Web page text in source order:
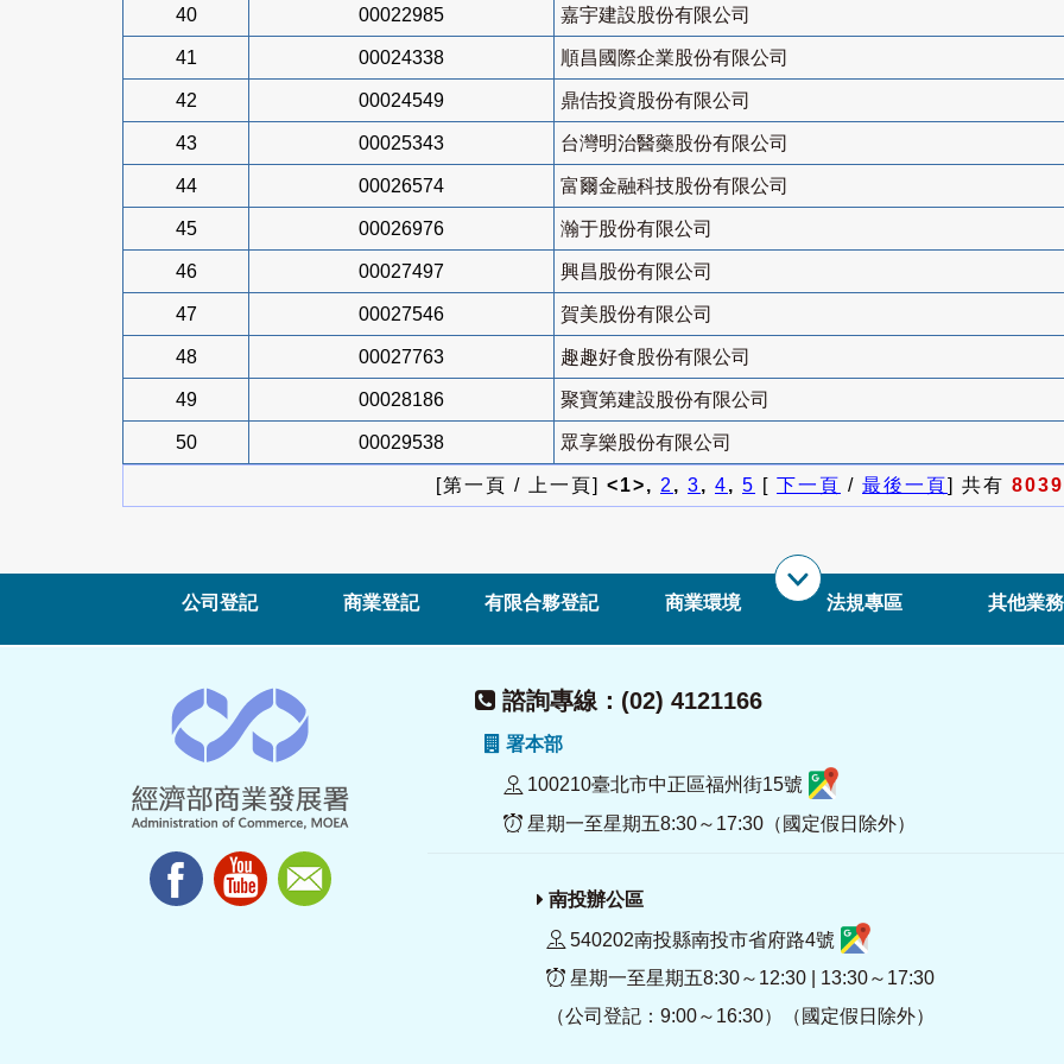
40 00022985 嘉宇建設股份有限公司
41 00024338 順昌國際企業股份有限公司
42 00024549 鼎佶投資股份有限公司
43 00025343 台灣明治醫藥股份有限公司
44 00026574 富爾金融科技股份有限公司
45 00026976 瀚于股份有限公司
46 00027497 興昌股份有限公司
47 00027546 賀美股份有限公司
48 00027763 趣趣好食股份有限公司
49 00028186 聚寶第建設股份有限公司
50 00029538 眾享樂股份有限公司
[第一頁 / 上一頁] <1>, 2, 3, 4, 5 [ 下一頁 / 最後一頁] 共有 8039
公司登記 商業登記 有限合夥登記 商業環境 法規專區 其他業務
諮詢專線：(02) 4121166
署本部
100210臺北市中正區福州街15號
星期一至星期五8:30～17:30（國定假日除外）
南投辦公區
540202南投縣南投市省府路4號
星期一至星期五8:30～12:30 | 13:30～17:30
（公司登記：9:00～16:30）（國定假日除外）